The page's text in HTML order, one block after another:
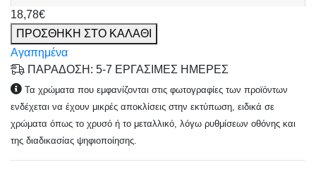
18,78€
ΠΡΟΣΘΗΚΗ ΣΤΟ ΚΑΛΑΘΙ
Αγαπημένα
ΠΑΡΑΔΟΣΗ: 5-7 ΕΡΓΑΣΙΜΕΣ ΗΜΕΡΕΣ
Τα χρώματα που εμφανίζονται στις φωτογραφίες των προϊόντων
ενδέχεται να έχουν μικρές αποκλίσεις στην εκτύπωση, ειδικά σε
χρώματα όπως το χρυσό ή το μεταλλικό, λόγω ρυθμίσεων οθόνης και
της διαδικασίας ψηφιοποίησης.